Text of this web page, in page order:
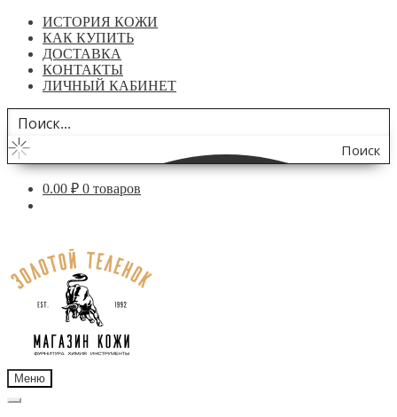
ИСТОРИЯ КОЖИ
КАК КУПИТЬ
ДОСТАВКА
КОНТАКТЫ
ЛИЧНЫЙ КАБИНЕТ
Поиск
по
0.00 ₽ 0 товаров
навигации
содержимому
Меню